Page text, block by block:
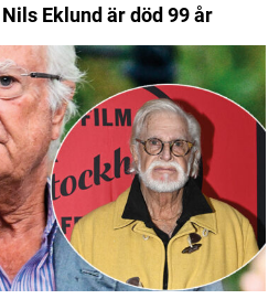
Eklund är död 99 år